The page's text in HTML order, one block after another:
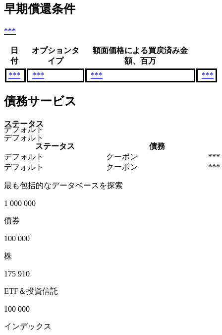
早期償還条件
***
日
付
オプションタ
イプ
額面価格による買戻済み金
額、百万
***
*** *** ***
債務サービス
ステータス
デフォルト
デフォルト
ステータス
債務
デフォルト
クーポン
***
デフォルト
クーポン ***
最も包括的なデータベースを探索
1 000 000
債券
100 000
株
175 910
ETF＆投資信託
100 000
インデックス